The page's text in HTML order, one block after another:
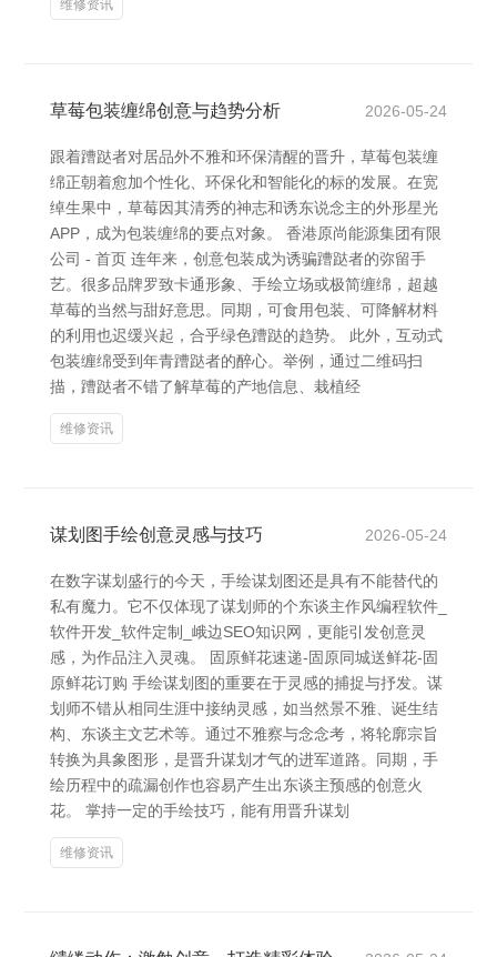
维修资讯
草莓包装缠绵创意与趋势分析 2026-05-24
跟着蹧跶者对居品外不雅和环保清醒的晋升，草莓包装缠
绵正朝着愈加个性化、环保化和智能化的标的发展。在宽
绰生果中，草莓因其清秀的神志和诱东说念主的外形星光
APP，成为包装缠绵的要点对象。 香港原尚能源集团有限
公司 - 首页 连年来，创意包装成为诱骗蹧跶者的弥留手
艺。很多品牌罗致卡通形象、手绘立场或极简缠绵，超越
草莓的当然与甜好意思。同期，可食用包装、可降解材料
的利用也迟缓兴起，合乎绿色蹧跶的趋势。 此外，互动式
包装缠绵受到年青蹧跶者的醉心。举例，通过二维码扫
描，蹧跶者不错了解草莓的产地信息、栽植经
维修资讯
谋划图手绘创意灵感与技巧 2026-05-24
在数字谋划盛行的今天，手绘谋划图还是具有不能替代的
私有魔力。它不仅体现了谋划师的个东谈主作风编程软件_
软件开发_软件定制_峨边SEO知识网，更能引发创意灵
感，为作品注入灵魂。 固原鲜花速递-固原同城送鲜花-固
原鲜花订购 手绘谋划图的重要在于灵感的捕捉与抒发。谋
划师不错从相同生涯中接纳灵感，如当然景不雅、诞生结
构、东谈主文艺术等。通过不雅察与念念考，将轮廓宗旨
转换为具象图形，是晋升谋划才气的进军道路。同期，手
绘历程中的疏漏创作也容易产生出东谈主预感的创意火
花。 掌持一定的手绘技巧，能有用晋升谋划
维修资讯